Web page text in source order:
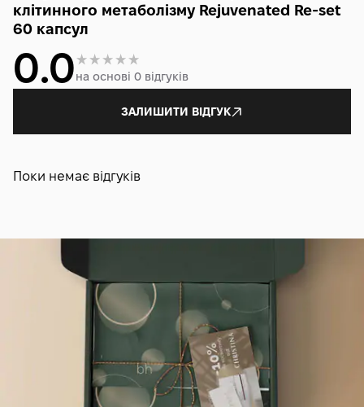
клітинного метаболізму Rejuvenated Re-set
60 капсул
0.0на основі 0 відгуків
ЗАЛИШИТИ ВІДГУК
Поки немає відгуків